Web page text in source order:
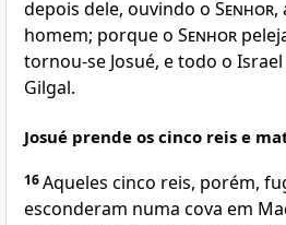
depois dele, ouvindo o Senhor,
homem; porque o Senhor
tornou-se Josué, e todo o
Gilgal.
Josué prende os cinco reis e
16Aqueles cinco reis, porém,
esconderam numa cova em